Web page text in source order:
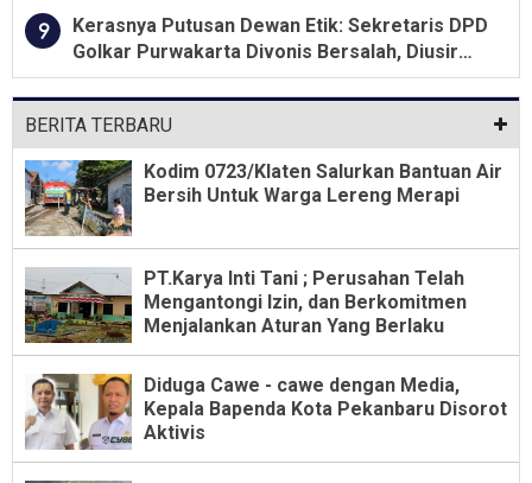
9
Kerasnya Putusan Dewan Etik: Sekretaris DPD
Golkar Purwakarta Divonis Bersalah, Diusir
Dari Jabatan Selama Empat Tahun
BERITA TERBARU
Kodim 0723/Klaten Salurkan Bantuan Air
Bersih Untuk Warga Lereng Merapi
PT.Karya Inti Tani ; Perusahan Telah
Mengantongi Izin, dan Berkomitmen
Menjalankan Aturan Yang Berlaku
Diduga Cawe - cawe dengan Media,
Kepala Bapenda Kota Pekanbaru Disorot
Aktivis